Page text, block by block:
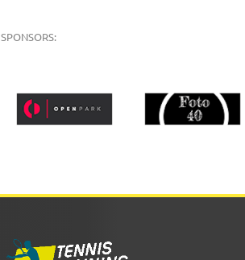
SPONSORS: